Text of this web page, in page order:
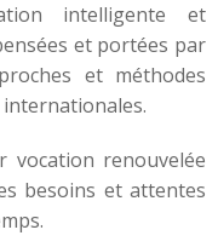
intelligente et
et portées par
et méthodes
renouvelée
besoins et attentes